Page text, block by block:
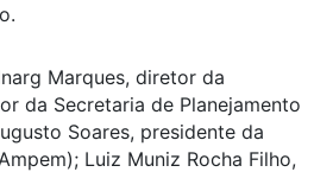
Marques, diretor da
da Secretaria de Planejamento
Soares, presidente da
Luiz Muniz Rocha Filho,